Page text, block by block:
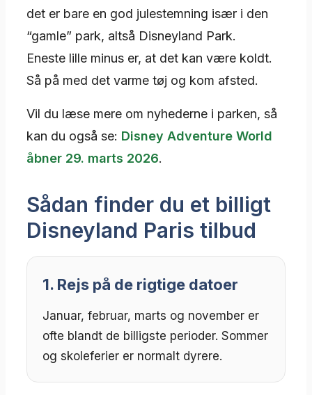
det er bare en god julestemning især i den
“gamle” park, altså Disneyland Park.
Eneste lille minus er, at det kan være koldt.
Så på med det varme tøj og kom afsted.
Vil du læse mere om nyhederne i parken, så
kan du også se: Disney Adventure World
åbner 29. marts 2026.
Sådan finder du et billigt
Disneyland Paris tilbud
1. Rejs på de rigtige datoer
Januar, februar, marts og november er
ofte blandt de billigste perioder. Sommer
og skoleferier er normalt dyrere.